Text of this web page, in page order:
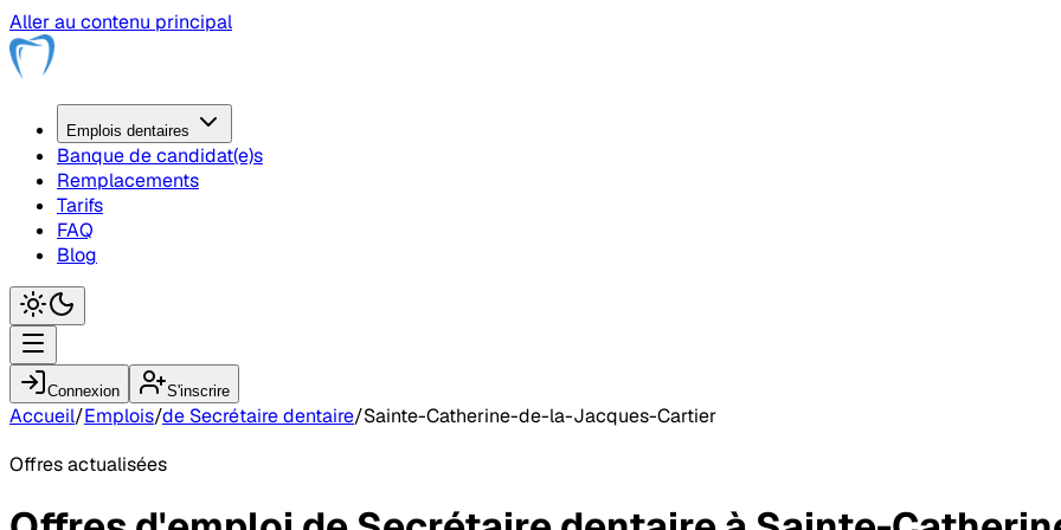
Aller au contenu principal
Emplois dentaires
Banque de candidat(e)s
Remplacements
Tarifs
FAQ
Blog
Connexion S'inscrire
Accueil/Emplois/de Secrétaire dentaire/Sainte-Catherine-de-la-Jacques-Cartier
Offres actualisées